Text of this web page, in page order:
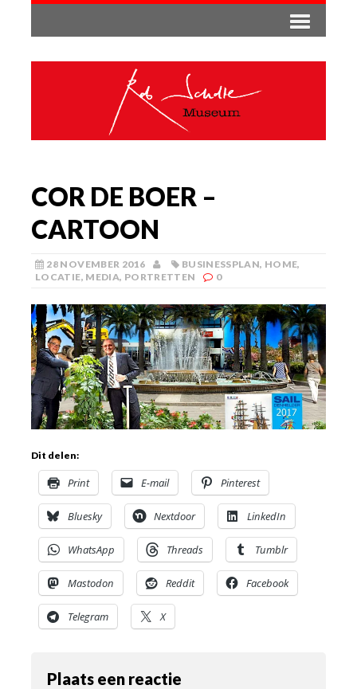
COR DE BOER –
CARTOON
28 NOVEMBER 2016 BUSINESSPLAN, HOME,
LOCATIE, MEDIA, PORTRETTEN 0
Dit delen:
Print E-mail Pinterest
Bluesky Nextdoor LinkedIn
WhatsApp Threads Tumblr
Mastodon Reddit Facebook
Telegram X
Plaats een reactie